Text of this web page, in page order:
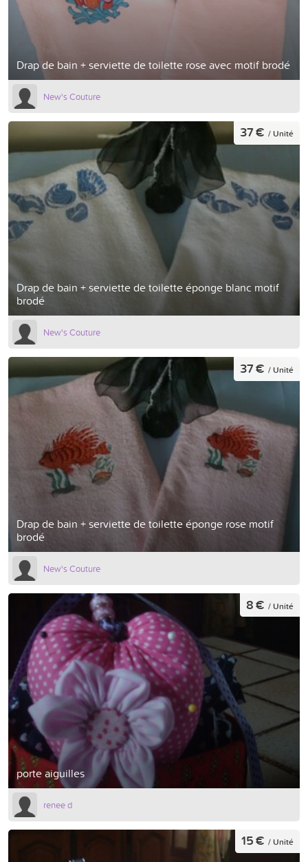
Drap de bain + serviette de toilette rose avec motif brodé
New's Couture
Drap de bain + serviette de toilette éponge blanc motif
brodé
37 € / Unité
New's Couture
Drap de bain + serviette de toilette éponge rose motif
brodé
37 € / Unité
New's Couture
porte aiguilles
8 € / Unité
renee d
15 € / Unité